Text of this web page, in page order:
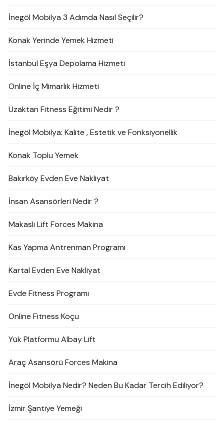
İnegöl Mobilya 3 Adımda Nasıl Seçilir?
Konak Yerinde Yemek Hizmeti
İstanbul Eşya Depolama Hizmeti
Online İç Mimarlık Hizmeti
Uzaktan Fitness Eğitimi Nedir ?
İnegöl Mobilya: Kalite , Estetik ve Fonksiyonellik
Konak Toplu Yemek
Bakırköy Evden Eve Nakliyat
İnsan Asansörleri Nedir ?
Makaslı Lift Forces Makina
Kas Yapma Antrenman Programı
Kartal Evden Eve Nakliyat
Evde Fitness Programı
Online Fitness Koçu
Yük Platformu Albay Lift
Araç Asansörü Forces Makina
İnegöl Mobilya Nedir? Neden Bu Kadar Tercih Ediliyor?
İzmir Şantiye Yemeği